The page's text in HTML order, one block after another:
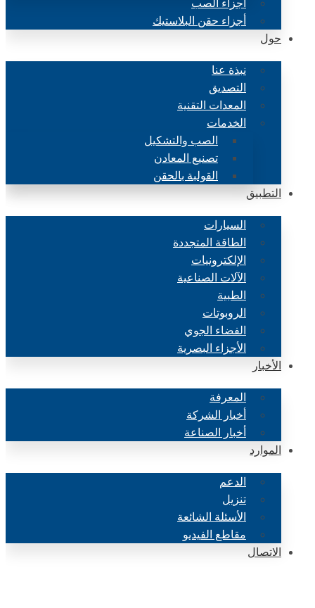
أجزاء حقن البلاستيك
حول
نبذة عنا
التصديق
المعدات التقنية
الخدمات
الصب والتشكيل
تصنيع المعادن
القولبة بالحقن
التطبيق
السيارات
الطاقة المتجددة
الإلكترونيات
الآلات الصناعية
الطبية
الروبوتات
الفضاء الجوي
الأجزاء البصرية
الأخبار
المعرفة
أخبار الشركة
أخبار الصناعة
الموارد
الدعم
تنزيل
الأسئلة الشائعة
مقاطع الفيديو
الاتصال